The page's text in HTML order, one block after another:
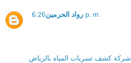
رواد الحرمين 6:26 p. m.
شركة كشف تسربات المياه بالرياض